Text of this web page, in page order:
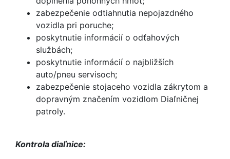
zabezpečenie odtiahnutia nepojazdného
vozidla pri poruche;
poskytnutie informácií o odťahových
službách;
poskytnutie informácií o najbližších
auto/pneu servisoch;
zabezpečenie stojaceho vozidla zákrytom a
dopravným značením vozidlom Diaľničnej
patroly.
Kontrola diaľnice: